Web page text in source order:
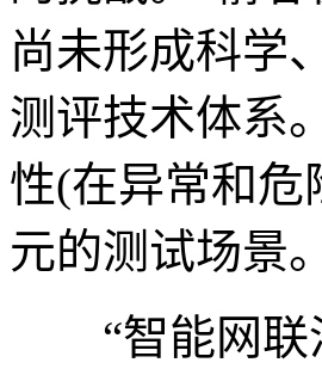
尚未形成科学
测评技术体系
性(在异常和危
元的测试场景。
“智能网联